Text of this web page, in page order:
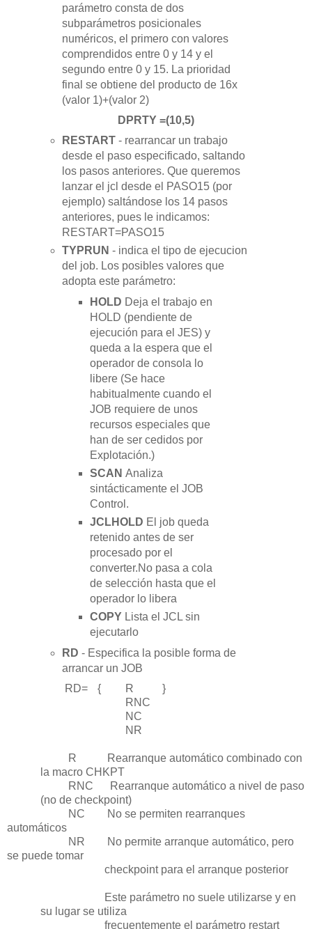
parámetro consta de dos
subparámetros posicionales
numéricos, el primero con valores
comprendidos entre 0 y 14 y el
segundo entre 0 y 15. La prioridad
final se obtiene del producto de 16x
(valor 1)+(valor 2)
DPRTY =(10,5)
RESTART- rearrancar un trabajo
desde el paso especificado, saltando
los pasos anteriores. Que queremos
lanzar el jcl desde el PASO15 (por
ejemplo) saltándose los 14 pasos
anteriores, pues le indicamos:
RESTART=PASO15
TYPRUN- indica el tipo de ejecucion
del job. Los posibles valores que
adopta este parámetro:
HOLD Deja el trabajo en
HOLD (pendiente de
ejecución para el JES) y
queda a la espera que el
operador de consola lo
libere (Se hace
habitualmente cuando el
JOB requiere de unos
recursos especiales que
han de ser cedidos por
Explotación.)
SCAN Analiza
sintácticamente el JOB
Control.
JCLHOLD El job queda
retenido antes de ser
procesado por el
converter.No pasa a cola
de selección hasta que el
operador lo libera
COPY Lista el JCL sin
ejecutarlo
RD- Especifica la posible forma de
arrancar un JOB
RD=
{
R
RNC
NC
NR
}
R Rearranque automático combinado con
la macro CHKPT
RNC Rearranque automático a nivel de paso
(no de checkpoint)
NC No se permiten rearranques
automáticos
NR No permite arranque automático, pero
se puede tomar
checkpoint para el arranque posterior
Este parámetro no suele utilizarse y en
su lugar se utiliza
frecuentemente el parámetro restart